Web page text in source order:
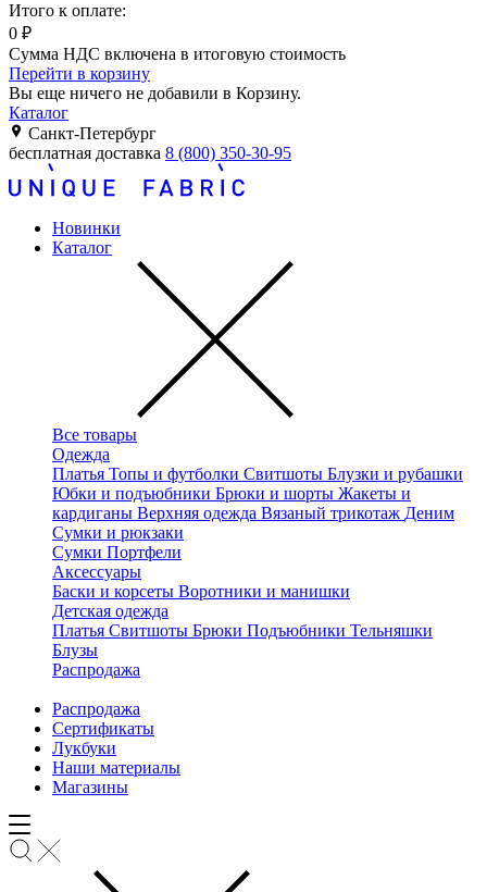
Итого к оплате:
0 ₽
Сумма НДС включена в итоговую стоимость
Перейти в корзину
Вы еще ничего не добавили в Корзину.
Каталог
Санкт-Петербург
бесплатная доставка 8 (800) 350-30-95
Новинки
Каталог
Все товары
Одежда
Платья Топы и футболки Свитшоты Блузки и рубашки
Юбки и подъюбники Брюки и шорты Жакеты и
кардиганы Верхняя одежда Вязаный трикотаж Деним
Сумки и рюкзаки
Сумки Портфели
Аксессуары
Баски и корсеты Воротники и манишки
Детская одежда
Платья Свитшоты Брюки Подъюбники Тельняшки
Блузы
Распродажа
Распродажа
Сертификаты
Лукбуки
Наши материалы
Магазины